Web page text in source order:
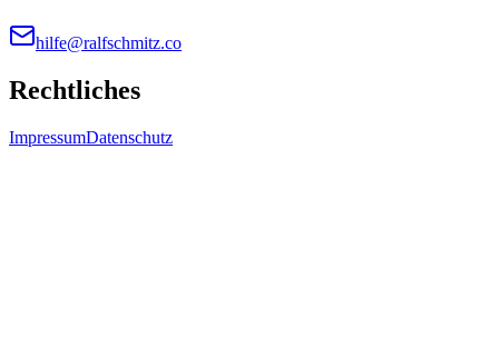
hilfe@ralfschmitz.co
Rechtliches
ImpressumDatenschutz